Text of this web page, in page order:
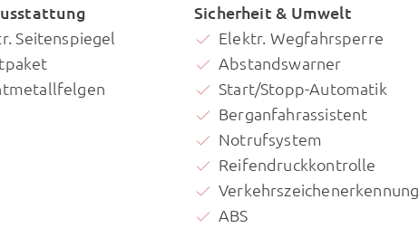
Seitenspiegel
Sicherheit & Umwelt
Elektr. Wegfahrsperre
Abstandswarner
Start/Stopp-Automatik
Berganfahrassistent
Notrufsystem
Reifendruckkontrolle
Verkehrszeichenerkennung
ABS